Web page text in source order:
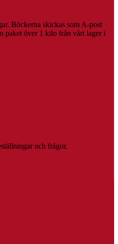
Böckerna skickas som A-post
över 1 kilo från vårt lager i
och frågor.